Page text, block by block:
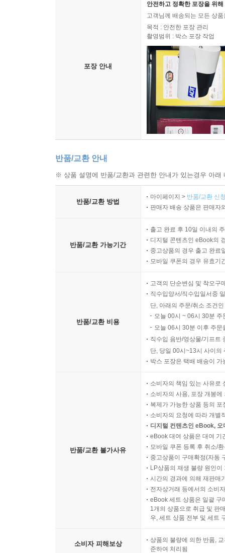
포장 안내
안전하고 정확한 포장을 위
고객님께 배송되는 모든 상
목적 : 안전한 포장 관리
촬영범위 : 박스 포장 작업
반품/교환 안내
※ 상품 설명에 반품/교환과 관련한 안내가 있는경우 아
반품/교환 방법
마이페이지 > 반품/교환 신
판매자 배송 상품은 판매자
반품/교환 가능기간
출고 완료 후 10일 이내의
디지털 콘텐츠인 eBook의
중고상품의 경우 출고 완료
모바일 쿠폰의 경우 유효기
반품/교환 비용
고객의 단순변심 및 착오구
직수입양서/직수입일서중
단, 아래의 주문/취소 조건
오늘 00시 ~ 06시 30분
오늘 06시 30분 이후 주
직수입 음반/영상물/기프트
단, 당일 00시~13시 사이의
박스 포장은 택배 배송이
반품/교환 불가사유
소비자의 책임 있는 사유로
소비자의 사용, 포장 개봉
복제가 가능한 상품 등의
소비자의 요청에 따라 개별
디지털 컨텐츠인 eBook,
eBook 대여 상품은 대여 기
모바일 쿠폰 등록 후 취소/
중고상품이 구매확정(자동
LP상품의 재생 불량 원인
시간의 경과에 의해 재판매
전자상거래 등에서의 소비
eBook 세트 상품은 일괄 구
1개의 상품으로 취급 및 판
우, 세트 상품 전부 및 세트
소비자 피해보상
상품의 불량에 의한 반품,
준하여 처리됨